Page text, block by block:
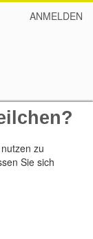
ANMELDEN
zu
Sie sich